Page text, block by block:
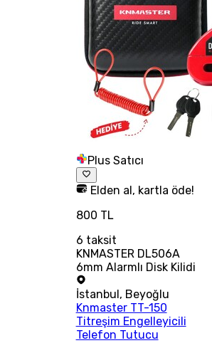
Plus Satıcı
Elden al, kartla öde!
800 TL
6 taksit
KNMASTER DL506A
6mm Alarmlı Disk Kilidi
İstanbul , Beyoğlu
Knmaster TT-150
Titreşim Engelleyicili
Telefon Tutucu